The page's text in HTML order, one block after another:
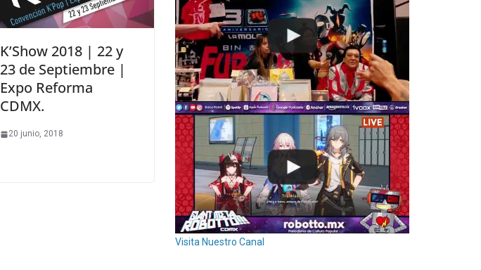
K’Show 2018 | 22 y
23 de Septiembre |
Expo Reforma
CDMX.
20 junio, 2018
Visita Nuestro Canal